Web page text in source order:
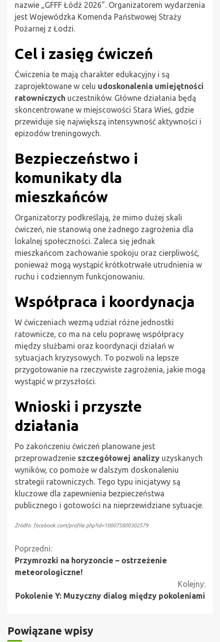
nazwie „GFFF Łódź 2026”. Organizatorem wydarzenia
jest Wojewódzka Komenda Państwowej Straży
Pożarnej z Łodzi.
Cel i zasięg ćwiczeń
Ćwiczenia te mają charakter edukacyjny i są
zaprojektowane w celu udoskonalenia umiejętności
ratowniczych uczestników. Główne działania będą
skoncentrowane w miejscowości Stara Wieś, gdzie
przewiduje się największą intensywność aktywności i
epizodów treningowych.
Bezpieczeństwo i
komunikaty dla
mieszkańców
Organizatorzy podkreślają, że mimo dużej skali
ćwiczeń, nie stanowią one żadnego zagrożenia dla
lokalnej społeczności. Zaleca się jednak
mieszkańcom zachowanie spokoju oraz cierpliwość,
ponieważ mogą wystąpić krótkotrwałe utrudnienia w
ruchu i codziennym funkcjonowaniu.
Współpraca i koordynacja
W ćwiczeniach wezmą udział różne jednostki
ratownicze, co ma na celu poprawę współpracy
między służbami oraz koordynacji działań w
sytuacjach kryzysowych. To pozwoli na lepsze
przygotowanie na rzeczywiste zagrożenia, jakie mogą
wystąpić w przyszłości.
Wnioski i przyszłe
działania
Po zakończeniu ćwiczeń planowane jest
przeprowadzenie szczegółowej analizy uzyskanych
wyników, co pomoże w dalszym doskonaleniu
strategii ratowniczych. Tego typu inicjatywy są
kluczowe dla zapewnienia bezpieczeństwa
publicznego i gotowości na nieprzewidziane sytuacje.
Źródło: facebook.com/profile.php?id=100075800302579
Kontynuuj
czytanie
Poprzedni:
Przymrozki na horyzoncie – ostrzeżenie
meteorologiczne!
Kolejny:
Pokolenie Y: Muzyczny dialog między pokoleniami
Powiązane wpisy